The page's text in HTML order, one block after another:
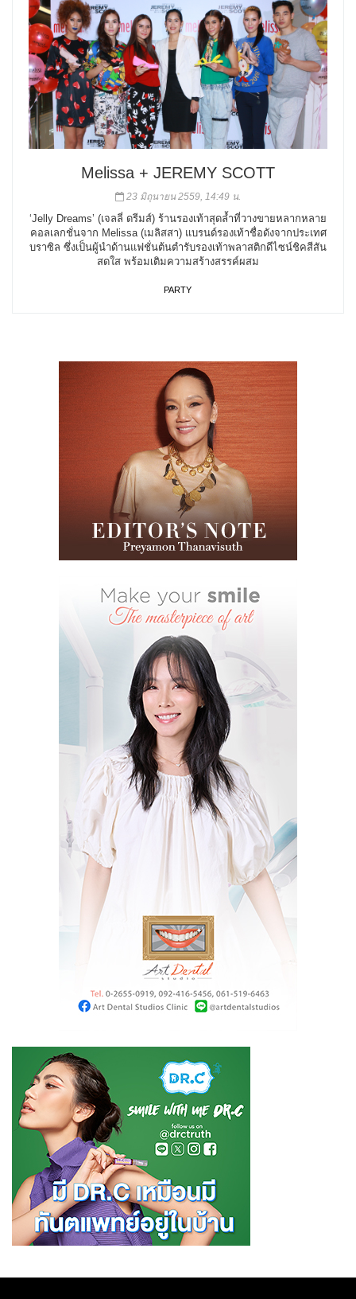
Melissa + JEREMY SCOTT
23 มิถุนายน 2559, 14:49 น.
‘Jelly Dreams’ (เจลลี่ ดรีมส์) ร้านรองเท้าสุดล้ำที่วางขายหลากหลาย
คอลเลกชั่นจาก Melissa (เมลิสสา) แบรนด์รองเท้าชื่อดังจากประเทศ
บราซิล ซึ่งเป็นผู้นำด้านแฟชั่นต้นตำรับรองเท้าพลาสติกดีไซน์ชิคสีสัน
สดใส พร้อมเติมความสร้างสรรค์ผสม
PARTY